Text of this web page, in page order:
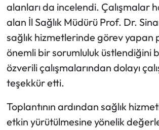
alanları da incelendi. Çalışmalar
alan İl Sağlık Müdürü Prof. Dr.
sağlık hizmetlerinde görev yapan
önemli bir sorumluluk üstlendiğini
özverili çalışmalarından dolayı
teşekkür etti.
Toplantının ardından sağlık
etkin yürütülmesine yönelik